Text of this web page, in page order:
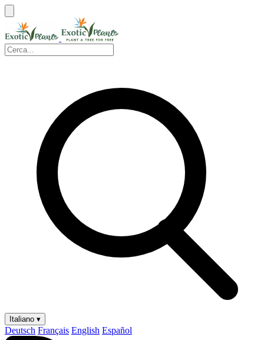
Italiano ▾
Deutsch Français English Español